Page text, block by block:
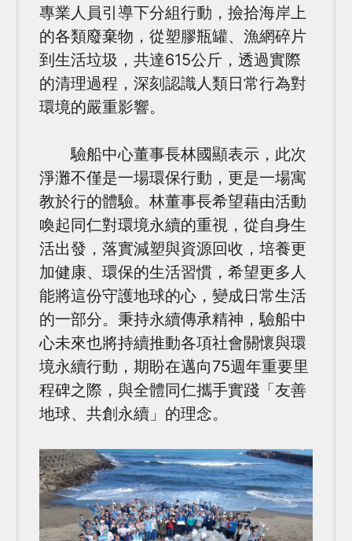
專業人員引導下分組行動，撿拾海岸上
的各類廢棄物，從塑膠瓶罐、漁網碎片
到生活垃圾，共達615公斤，透過實際
的清理過程，深刻認識人類日常行為對
環境的嚴重影響。
驗船中心董事長林國顯表示，此次
淨灘不僅是一場環保行動，更是一場寓
教於行的體驗。林董事長希望藉由活動
喚起同仁對環境永續的重視，從自身生
活出發，落實減塑與資源回收，培養更
加健康、環保的生活習慣，希望更多人
能將這份守護地球的心，變成日常生活
的一部分。秉持永續傳承精神，驗船中
心未來也將持續推動各項社會關懷與環
境永續行動，期盼在邁向75週年重要里
程碑之際，與全體同仁攜手實踐「友善
地球、共創永續」的理念。